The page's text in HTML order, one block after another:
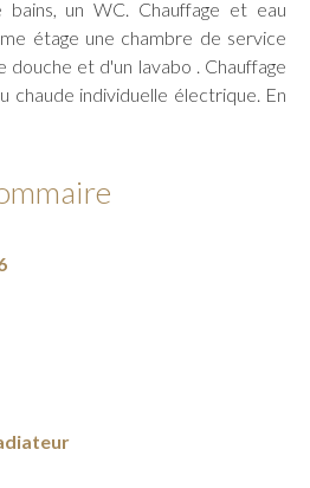
bains, un WC. Chauffage et eau
étage une chambre de service
douche et d'un lavabo . Chauffage
chaude individuelle électrique. En